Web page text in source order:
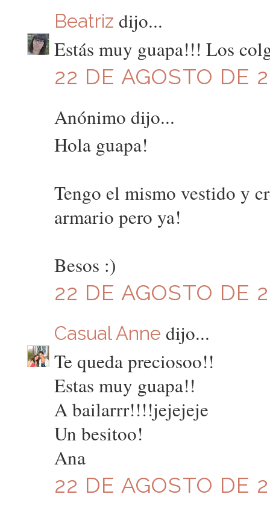
Beatriz dijo...
Estás muy guapa!!! Los
22 DE AGOSTO DE
Anónimo dijo...
Hola guapa!
Tengo el mismo vestido y
armario pero ya!
Besos :)
22 DE AGOSTO DE
Casual Anne dijo...
Te queda preciosoo!!
Estas muy guapa!!
A bailarrr!!!!jejejeje
Un besitoo!
Ana
22 DE AGOSTO DE